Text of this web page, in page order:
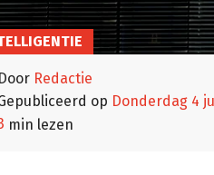
door Redactie
gepubliceerd op donderdag 4
min lezen